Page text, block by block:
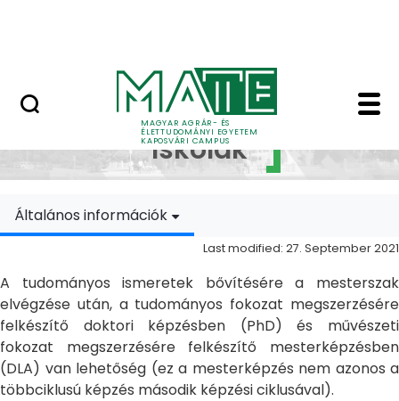
MAGYAR AGRÁR- ÉS
ÉLETTUDOMÁNYI EGYETEM
KAPOSVÁRI CAMPUS
Doktori Iskolák -
Doktori
Iskolák
Általános információk
Last modified: 27. September 2021
A tudományos ismeretek bővítésére a mesterszak
elvégzése után, a tudományos fokozat megszerzésére
felkészítő doktori képzésben (PhD) és művészeti
fokozat megszerzésére felkészítő mesterképzésben
(DLA) van lehetőség (ez a mesterképzés nem azonos a
többciklusú képzés második képzési ciklusával).